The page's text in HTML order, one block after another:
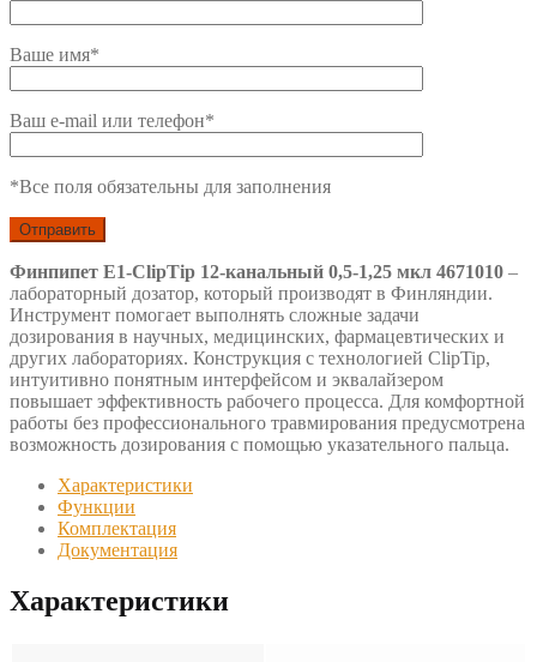
Ваше имя*
Ваш e-mail или телефон*
*Все поля обязательны для заполнения
Финпипет E1-ClipTip 12-канальный 0,5-1,25 мкл 4671010 –
лабораторный дозатор, который производят в Финляндии.
Инструмент помогает выполнять сложные задачи
дозирования в научных, медицинских, фармацевтических и
других лабораториях. Конструкция с технологией ClipTip,
интуитивно понятным интерфейсом и эквалайзером
повышает эффективность рабочего процесса. Для комфортной
работы без профессионального травмирования предусмотрена
возможность дозирования с помощью указательного пальца.
Характеристики
Функции
Комплектация
Документация
Характеристики